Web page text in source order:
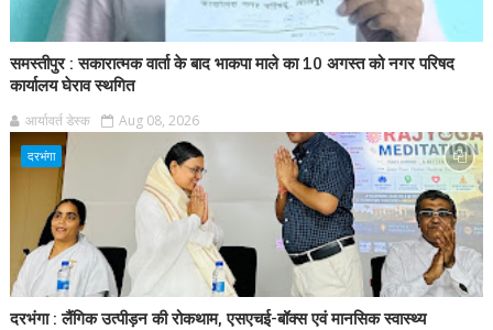
समस्तीपुर : सकारात्मक वार्ता के बाद भाकपा माले का 10 अगस्त को नगर परिषद
कार्यालय घेराव स्थगित
आर्यावर्त डेस्क Aug 08, 2026
दरभंगा
दरभंगा : लैंगिक उत्पीड़न की रोकथाम, एसएचई-बॉक्स एवं मानसिक स्वास्थ्य